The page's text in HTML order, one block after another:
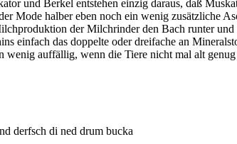
und Berkel entstehen einzig daraus, daß
Mode halber eben noch ein wenig zusätzliche
der Milchrinder den Bach runter
einfach das doppelte oder dreifache an
auffällig, wenn die Tiere nicht mal alt
derfsch di ned drum bucka